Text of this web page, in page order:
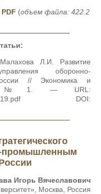
(объем файла: 422.2
Л.И. Развитие
оборонно-
// Экономика и
№1. — URL:
DOI:
промышленным
Игорь Вячеславович
Москва, Россия